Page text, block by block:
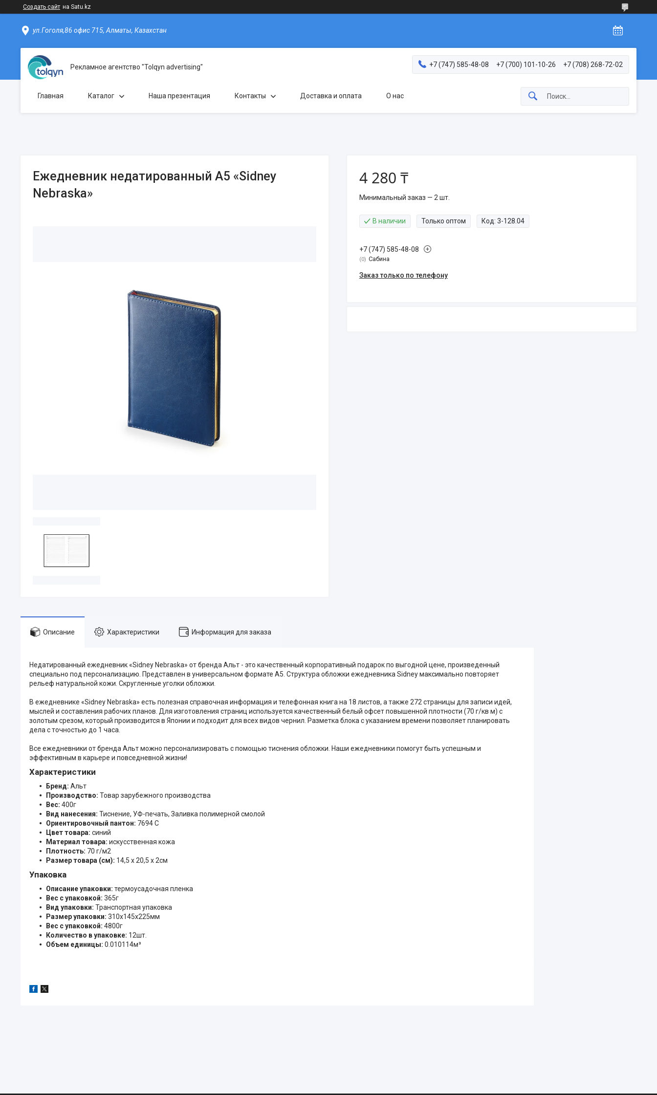
Создать сайт на Satu.kz
ул.Гоголя,86 офис 715, Алматы, Казахстан
Рекламное агентство "Tolqyn advertising" +7 (747) 585-48-08 +7 (700) 101-10-26 +7 (708) 268-72-02
Главная Каталог Наша презентация Контакты Доставка и оплата О нас
Ежедневник недатированный А5 «Sidney
Nebraska»
4 280 ₸
Минимальный заказ — 2 шт.
В наличии Только оптом Код: 3-128.04
+7 (747) 585-48-08
0 Сабина
Заказ только по телефону
Описание Характеристики Информация для заказа
Недатированный ежедневник «Sidney Nebraska» от бренда Альт - это качественный корпоративный подарок по выгодной цене, произведенный
специально под персонализацию. Представлен в универсальном формате А5. Структура обложки ежедневника Sidney максимально повторяет
рельеф натуральной кожи. Скругленные уголки обложки.
В ежедневнике «Sidney Nebraska» есть полезная справочная информация и телефонная книга на 18 листов, а также 272 страницы для записи идей,
мыслей и составления рабочих планов. Для изготовления страниц используется качественный белый офсет повышенной плотности (70 г/кв м) с
золотым срезом, который производится в Японии и подходит для всех видов чернил. Разметка блока с указанием времени позволяет планировать
дела с точностью до 1 часа.
Все ежедневники от бренда Альт можно персонализировать с помощью тиснения обложки. Наши ежедневники помогут быть успешным и
эффективным в карьере и повседневной жизни!
Характеристики
Бренд: Альт
Производство: Товар зарубежного производства
Вес: 400г
Вид нанесения: Тиснение, УФ-печать, Заливка полимерной смолой
Ориентировочный пантон: 7694 C
Цвет товара: синий
Материал товара: искусственная кожа
Плотность: 70 г/м2
Размер товара (см): 14,5 х 20,5 х 2см
Упаковка
Описание упаковки: термоусадочная пленка
Вес с упаковкой: 365г
Вид упаковки: Транспортная упаковка
Размер упаковки: 310x145x225мм
Вес с упаковкой: 4800г
Количество в упаковке: 12шт.
Объем единицы: 0.010114м³